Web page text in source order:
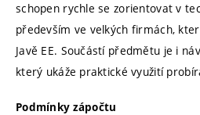
schopen rychle se zorientovat v
především ve velkých firmách,
Javě EE. Součástí předmětu je i
který ukáže praktické využití
Podmínky zápočtu